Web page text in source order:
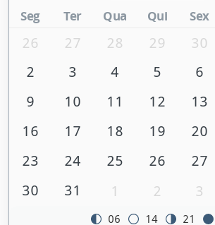
Seg Ter Qua Qui Sex
26 27 28 29 30
2
3 4 5 6
9
10 11 12 13
16
17 18 19 20
23
24 25 26 27
30
31 1 2 3
06 14 21